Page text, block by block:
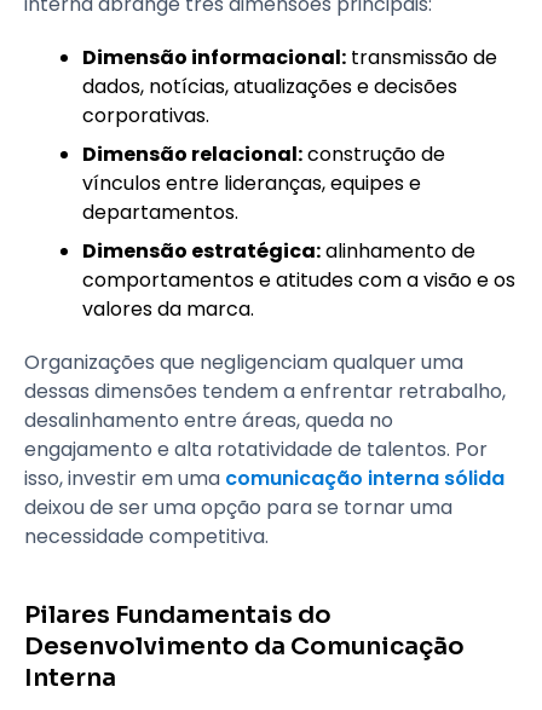
Dimensão informacional: transmissão de
dados, notícias, atualizações e decisões
corporativas.
Dimensão relacional:construção de
vínculos entre lideranças, equipes e
departamentos.
Dimensão estratégica:alinhamento de
comportamentos e atitudes com a visão e os
valores da marca.
Organizações que negligenciam qualquer uma
dessas dimensões tendem a enfrentar retrabalho,
desalinhamento entre áreas, queda no
engajamento e alta rotatividade de talentos. Por
isso, investir em uma comunicação interna sólida
deixou de ser uma opção para se tornar uma
necessidade competitiva.
Pilares Fundamentais do
Desenvolvimento da Comunicação
Interna